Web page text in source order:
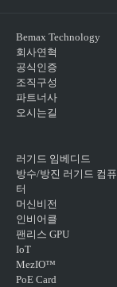
Bemax Technology
회사연혁
공식인증
조직구성
파트너사
오시는길
러기드 임베디드
방수/방진 러기드 컴퓨
터
머신비전
인비어클
팬리스 GPU
IoT
MezIO™
PoE Card